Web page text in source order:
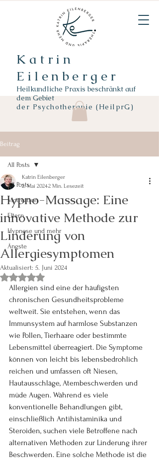
Katrin
Eilenberger
Heilkundliche Praxis beschränkt auf
dem Gebiet
der Psychotherapie (HeilprG)
Beitrag
All Posts
Motivation
Eltern
Hypnose und mehr
Ängste
All Posts
Hypno-Massage: Eine
innovative Methode zur
Linderung von
Allergiesymptomen
Katrin Eilenberger
2. Mai 20242 Min. Lesezeit
Aktualisiert: 5. Juni 2024
Mit NaN von 5 Sternen bewertet.
Allergien sind eine der häufigsten
chronischen Gesundheitsprobleme
weltweit. Sie entstehen, wenn das
Immunsystem auf harmlose Substanzen
wie Pollen, Tierhaare oder bestimmte
Lebensmittel überreagiert. Die Symptome
können von leicht bis lebensbedrohlich
reichen und umfassen oft Niesen,
Hautausschläge, Atembeschwerden und
müde Augen. Während es viele
konventionelle Behandlungen gibt,
einschließlich Antihistaminika und
Steroiden, suchen viele Betroffene nach
alternativen Methoden zur Linderung ihrer
Beschwerden. Eine solche Methode ist die